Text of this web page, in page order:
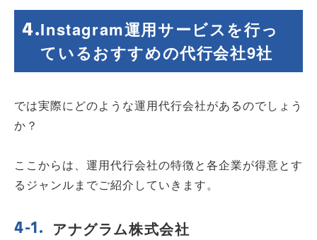
Instagram運用サービスを行っ
ているおすすめの代行会社9社
では実際にどのような運用代行会社があるのでしょう
か？
ここからは、運用代行会社の特徴と各企業が得意とす
るジャンルまでご紹介していきます。
アナグラム株式会社